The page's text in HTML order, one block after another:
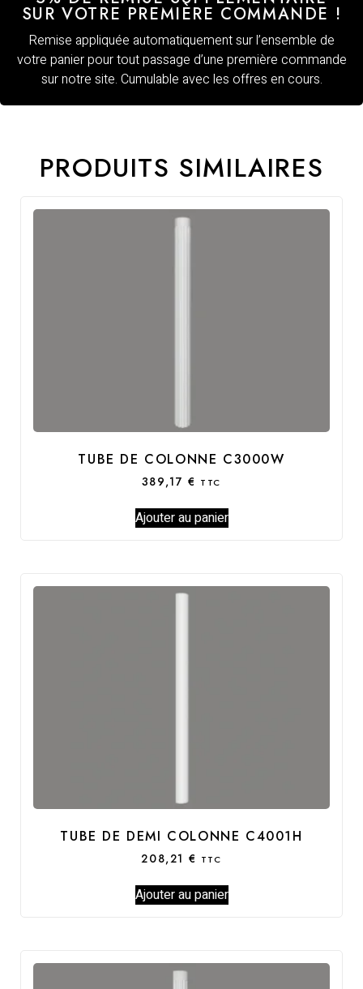
SUR VOTRE PREMIÈRE COMMANDE !
Remise appliquée automatiquement sur l’ensemble de
votre panier pour tout passage d’une première commande
sur notre site. Cumulable avec les offres en cours.
PRODUITS SIMILAIRES
TUBE DE COLONNE C3000W
389,17€ TTC
Ajouter au panier
TUBE DE DEMI COLONNE C4001H
208,21 € TTC
Ajouter au panier